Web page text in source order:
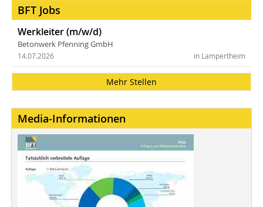
BFT Jobs
Werkleiter (m/w/d)
Betonwerk Pfenning GmbH
in Lampertheim
14.07.2026
Mehr Stellen
Media-Informationen